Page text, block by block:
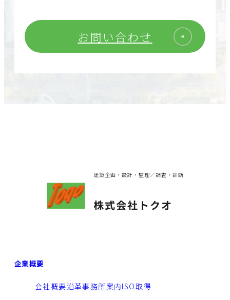
お問い合わせ
建築企画・設計・監理／調査・診断
株式会社トクオ
企業概要
会社概要沿革事務所案内ISO取得